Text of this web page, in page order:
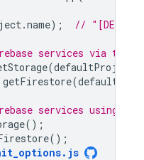
.name); //
services via the
(defaultProject
getFirestore(
services using
();
();
. js